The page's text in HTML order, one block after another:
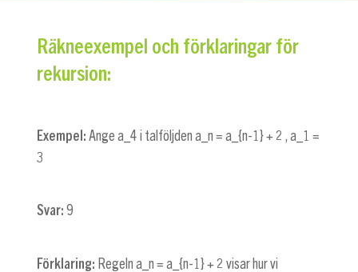
Räkneexempel och förklaringar för
rekursion:
Exempel: Ange a_4 i talföljden a_n = a_{n-1} + 2 , a_1 =
3
Svar: 9
Förklaring: Regeln a_n = a_{n-1} + 2 visar hur vi